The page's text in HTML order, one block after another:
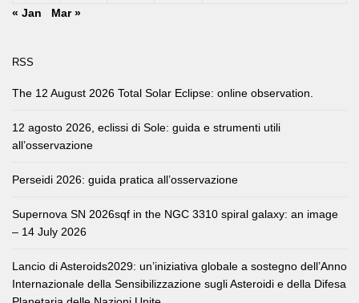
« Jan
Mar »
RSS
The 12 August 2026 Total Solar Eclipse: online observation.
12 agosto 2026, eclissi di Sole: guida e strumenti utili
all’osservazione
Perseidi 2026: guida pratica all’osservazione
Supernova SN 2026sqf in the NGC 3310 spiral galaxy: an image
– 14 July 2026
Lancio di Asteroids2029: un’iniziativa globale a sostegno dell’Anno
Internazionale della Sensibilizzazione sugli Asteroidi e della Difesa